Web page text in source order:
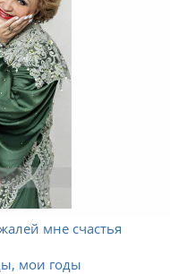
мне счастья
мои годы